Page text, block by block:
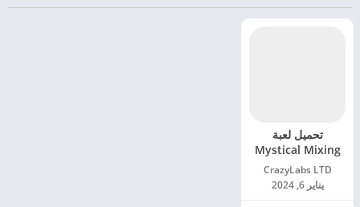
تحميل لعبة
Mystical Mixing
مهكرة للاندرويد
2024
CrazyLabs LTD‏
يناير 6, 2024